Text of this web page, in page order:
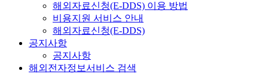
해외자료신청(E-DDS) 이용 방법
비용지원 서비스 안내
해외자료신청(E-DDS)
공지사항
공지사항
해외전자정보서비스 검색